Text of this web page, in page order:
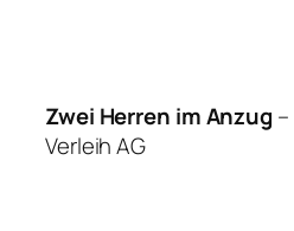
Zwei Herren im Anzug –
Verleih AG